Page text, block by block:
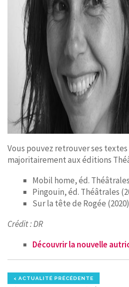
CONTACT
Vous pouvez retrouver ses
majoritairement aux éditions
Mobil home, éd.
Pingouin, éd. Théâtrales
Sur la tête de Rogée
Crédit : DR
Découvrir la nouvelle
< ACTUALITÉ PRÉCÉDENTE